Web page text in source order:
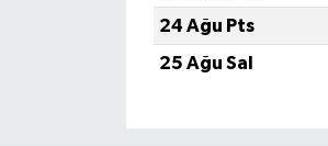
24 Ağu Pts
25 Ağu Sal